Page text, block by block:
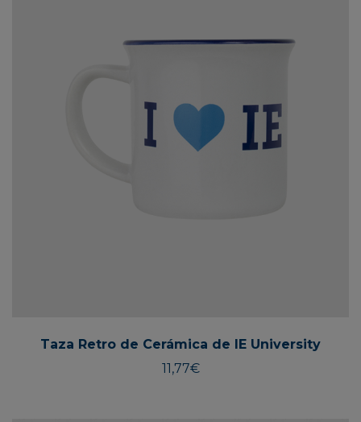
Taza Retro de Cerámica de IE University
11,77€